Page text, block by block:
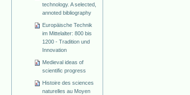
technology. A selected,
annoted bibliography
Europäische Technik
im Mittelalter: 800 bis
1200 - Tradition und
Innovation
Medieval ideas of
scientific progress
Histoire des sciences
naturelles au Moyen